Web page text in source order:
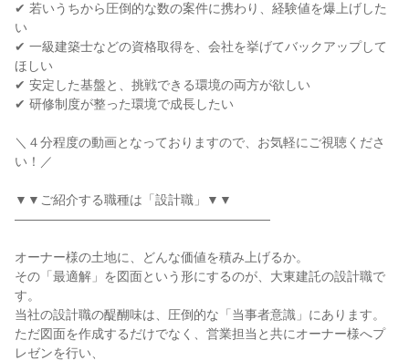
✔ 若いうちから圧倒的な数の案件に携わり、経験値を爆上げした
い
✔ 一級建築士などの資格取得を、会社を挙げてバックアップして
ほしい
✔ 安定した基盤と、挑戦できる環境の両方が欲しい
✔ 研修制度が整った環境で成長したい
＼４分程度の動画となっておりますので、お気軽にご視聴くださ
い！／
▼▼ご紹介する職種は「設計職」▼▼
――――――――――――――――――――
オーナー様の土地に、どんな価値を積み上げるか。
その「最適解」を図面という形にするのが、大東建託の設計職で
す。
当社の設計職の醍醐味は、圧倒的な「当事者意識」にあります。
ただ図面を作成するだけでなく、営業担当と共にオーナー様へプ
レゼンを行い、